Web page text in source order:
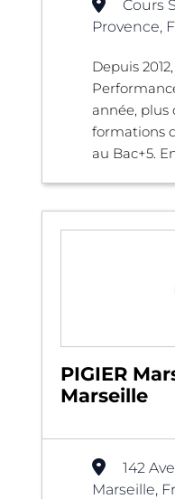
Cours
Provence,
Depuis
année, plus
formations
au Bac+5.
PIGIER
Marseille
142
Marseille,